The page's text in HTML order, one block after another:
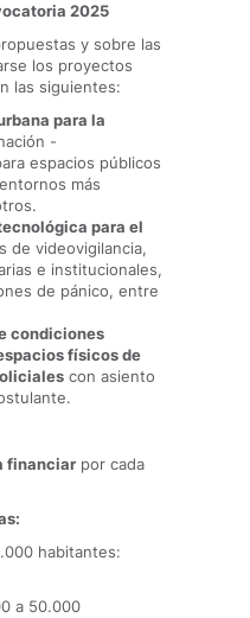
2025
y sobre las
los proyectos
las siguientes:
para la
-
espacios públicos
más
para el
de videovigilancia,
e institucionales,
de pánico, entre
condiciones
físicos de
con asiento
financiar por cada
habitantes:
a 50.000